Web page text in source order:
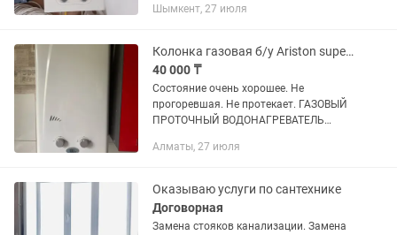
Шымкент, 27 июля
Колонка газовая б/у Ariston superlux
40 000 ₸
Состояние очень хорошее. Не
прогоревшая. Не протекает. ГАЗОВЫЙ
ПРОТОЧНЫЙ ВОДОНАГРЕВАТЕЛЬ
SUPERLUX 10L CF NG NEW 3632386
бытовой...
Алматы, 27 июля
Оказываю услуги по сантехнике
Договорная
Замена стояков канализации. Замена